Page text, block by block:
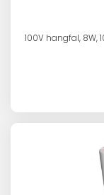
100V hangfal, 8W,